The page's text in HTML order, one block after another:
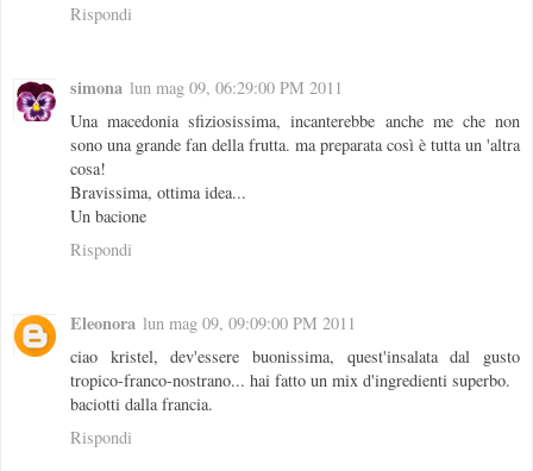
Rispondi
simona lun mag 09, 06:29:00 PM 2011
Una macedonia sfiziosissima, incanterebbe anche me che non
sono una grande fan della frutta. ma preparata così è tutta un 'altra
cosa!
Bravissima, ottima idea...
Un bacione
Rispondi
Eleonora lun mag 09, 09:09:00 PM 2011
ciao kristel, dev'essere buonissima, quest'insalata dal gusto
tropico-franco-nostrano... hai fatto un mix d'ingredienti superbo.
baciotti dalla francia.
Rispondi